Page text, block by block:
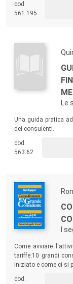
opportuno intervenire.
cod.
561.195
Le
Una guida pratica
dei consulenti.
cod.
563.62
I
Come avviare
tariffe:10 grandi
iniziato e come ci si
cod.